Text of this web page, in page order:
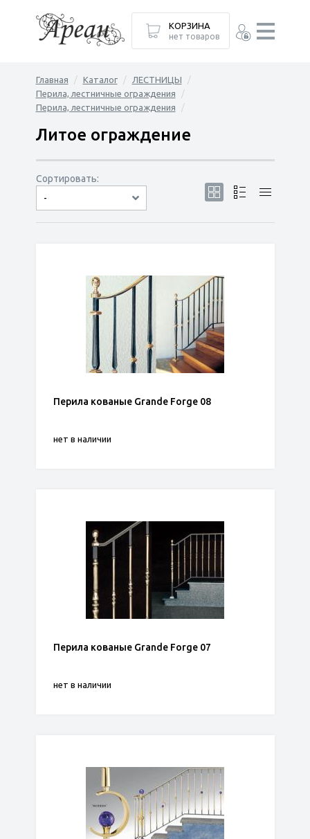
Главная Каталог
ЛЕСТНИЦЫ
Перила, лестничные ограждения
Перила, лестничные ограждения
Литое ограждение
Сортировать:
-
по популярности
сначала дешёвые
сначала дорогие
Перила кованые Grande Forge 08
нет в наличии
Перила кованые Grande Forge 07
нет в наличии
КОРЗИНА
нет товаров